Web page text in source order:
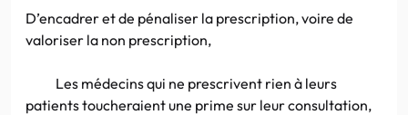
D’encadrer et de pénaliser la prescription, voire de
valoriser la non prescription,
Les médecins qui ne prescrivent rien à leurs
patients toucheraient une prime sur leur consultation,